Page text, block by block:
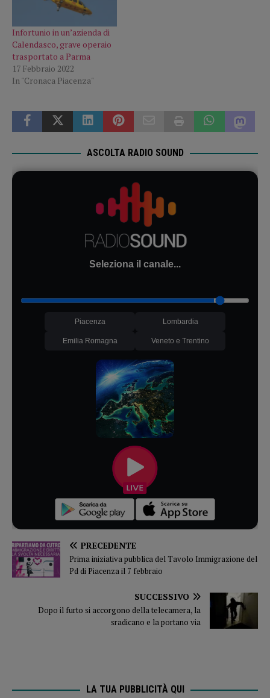
Infortunio in un’azienda di
Calendasco, grave operaio
trasportato a Parma
17 Febbraio 2022
In "Cronaca Piacenza"
ASCOLTA RADIO SOUND
Seleziona il canale...
Piacenza Lombardia
Emilia Romagna Veneto e Trentino
PRECEDENTE
Prima iniziativa pubblica del Tavolo Immigrazione del
Pd di Piacenza il 7 febbraio
SUCCESSIVO
Dopo il furto si accorgono della telecamera, la
sradicano e la portano via
LA TUA PUBBLICITÀ QUI